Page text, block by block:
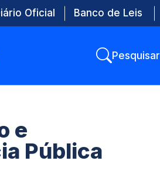
Oficial Banco de Leis
Pesquisar
e
Pública